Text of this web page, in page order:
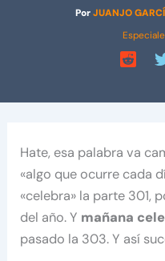
PorJUANJO
Hate, esa palabra va
«algo que ocurre cada
«celebra» la parte 301,
del año. Y mañana
pasado la 303. Y así